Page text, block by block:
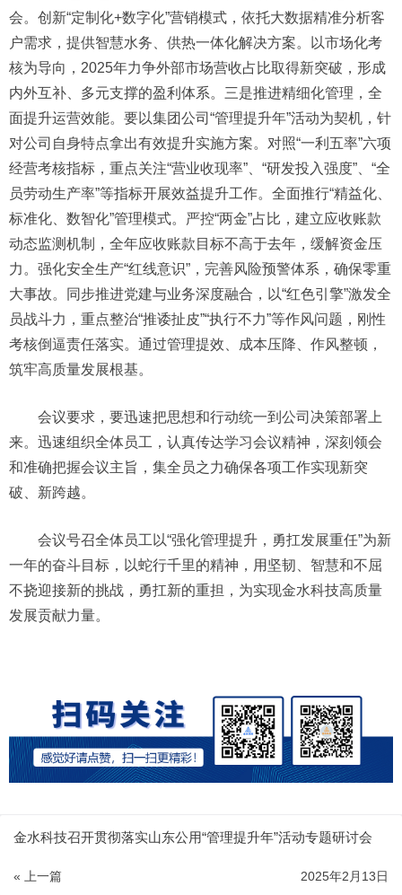
会。创新“定制化+数字化”营销模式，依托大数据精准分析客
户需求，提供智慧水务、供热一体化解决方案。以市场化考
核为导向，2025年力争外部市场营收占比取得新突破，形成
内外互补、多元支撑的盈利体系。三是推进精细化管理，全
面提升运营效能。要以集团公司“管理提升年”活动为契机，针
对公司自身特点拿出有效提升实施方案。对照“一利五率”六项
经营考核指标，重点关注“营业收现率”、“研发投入强度”、“全
员劳动生产率”等指标开展效益提升工作。全面推行“精益化、
标准化、数智化”管理模式。严控“两金”占比，建立应收账款
动态监测机制，全年应收账款目标不高于去年，缓解资金压
力。强化安全生产“红线意识”，完善风险预警体系，确保零重
大事故。同步推进党建与业务深度融合，以“红色引擎”激发全
员战斗力，重点整治“推诿扯皮”“执行不力”等作风问题，刚性
考核倒逼责任落实。通过管理提效、成本压降、作风整顿，
筑牢高质量发展根基。
会议要求，要迅速把思想和行动统一到公司决策部署上
来。迅速组织全体员工，认真传达学习会议精神，深刻领会
和准确把握会议主旨，集全员之力确保各项工作实现新突
破、新跨越。
会议号召全体员工以“强化管理提升，勇扛发展重任”为新
一年的奋斗目标，以蛇行千里的精神，用坚韧、智慧和不屈
不挠迎接新的挑战，勇扛新的重担，为实现金水科技高质量
发展贡献力量。
金水科技召开贯彻落实山东公用“管理提升年”活动专题研讨会
« 上一篇 2025年2月13日